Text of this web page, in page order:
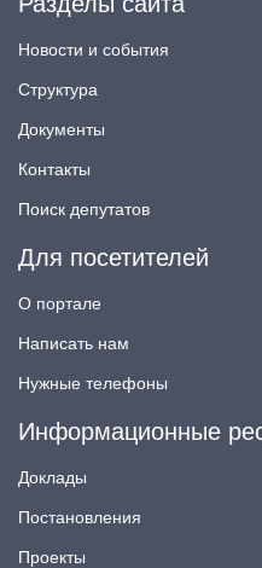
Новости и события
Структура
Документы
Контакты
Поиск депутатов
Для посетителей
О портале
Написать нам
Нужные телефоны
Информационные
Доклады
Постановления
Проекты